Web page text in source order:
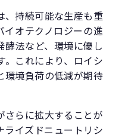
、持続可能な生産も重
イオテクノロジーの進
酵法など、環境に優し
。これにより、ロイシ
環境負荷の低減が期待
さらに拡大することが
ライズドニュートリシ